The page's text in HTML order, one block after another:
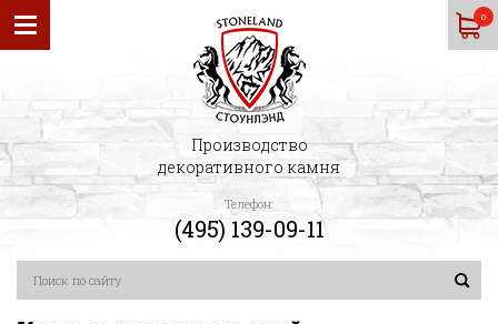
0
Производство
декоративного камня
Телефон:
(495) 139-09-11